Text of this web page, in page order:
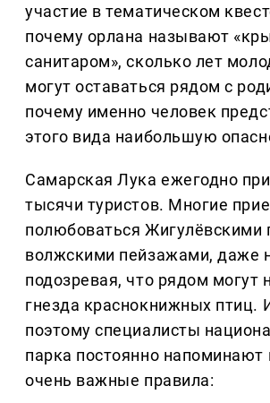
участие в тематическом
почему орлана называют
санитаром», сколько лет
могут оставаться рядом с
почему именно человек
этого вида наибольшую
Самарская Лука ежегодно
тысячи туристов. Многие
полюбоваться Жигулёвскими
волжскими пейзажами, даже
подозревая, что рядом могут
гнезда краснокнижных птиц.
поэтому специалисты
парка постоянно напоминают
очень важные правила: